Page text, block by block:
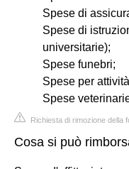
Spese di
Spese di
universitarie);
Spese funebri;
Spese per
Spese
Richiesta di rimozione della
Cosa si può